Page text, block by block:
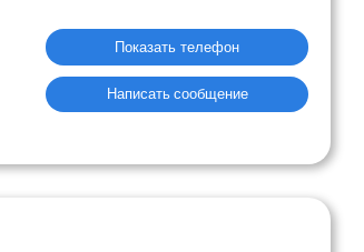
Показать телефон
Написать сообщение